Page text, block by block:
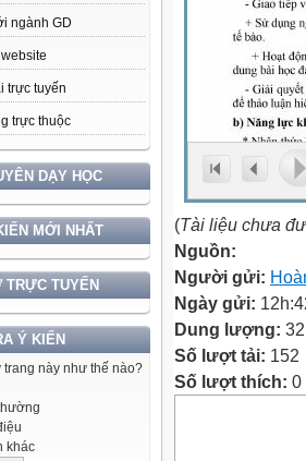
ngành GD
trực tuyến
trực thuộc
DẠY HỌC
MỚI NHẤT
TRỰC TUYẾN
Ý KIẾN
trang này như thế nào?
khác
(Tài liệu chưa
Nguồn:
Người gửi:
Ngày gửi:
Dung lượng:
Số lượt tải: 152
Số lượt thích: 0